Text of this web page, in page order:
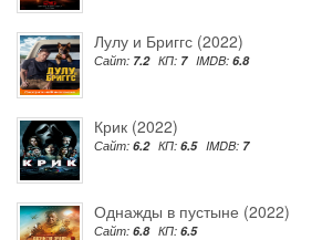
Лулу и Бриггс (2022)
Сайт: 7.2 КП: 7 IMDB: 6.8
Крик (2022)
Сайт: 6.2 КП: 6.5 IMDB: 7
Однажды в пустыне (2022)
Сайт: 6.8 КП: 6.5